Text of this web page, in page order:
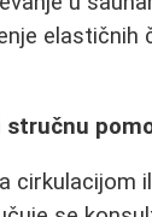
elastičnih
cirkulacijom